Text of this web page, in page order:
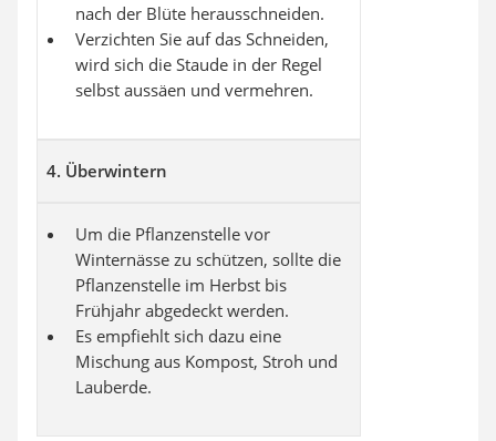
nach der Blüte herausschneiden.
Verzichten Sie auf das Schneiden,
wird sich die Staude in der Regel
selbst aussäen und vermehren.
4. Überwintern
Um die Pflanzenstelle vor
Winternässe zu schützen, sollte die
Pflanzenstelle im Herbst bis
Frühjahr abgedeckt werden.
Es empfiehlt sich dazu eine
Mischung aus Kompost, Stroh und
Lauberde.